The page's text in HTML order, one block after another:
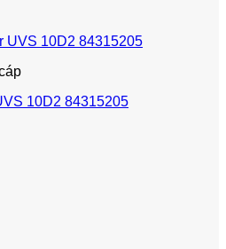
10D2 84315205